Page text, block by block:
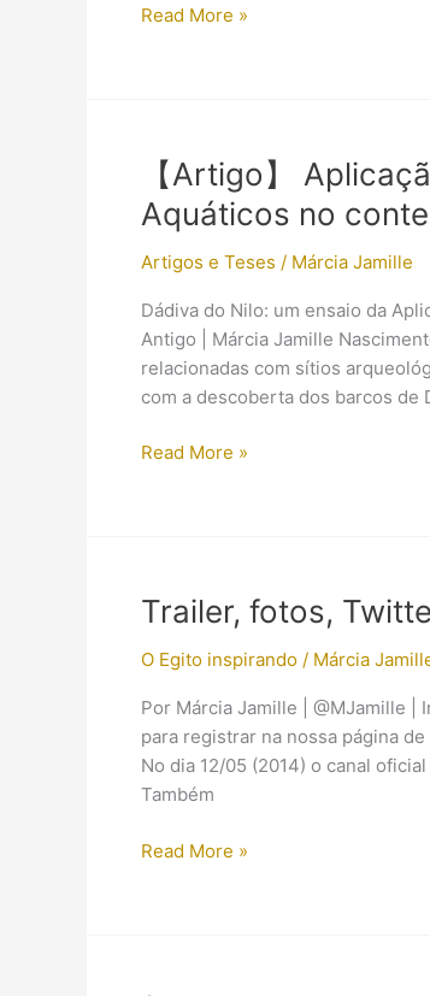
V
(Inscrições
modo
pagamento)
Read More »
【Artigo】
Aquáticos no
Artigos e Teses / Márcia Jamille
Dádiva do Nilo: um ensaio da
Antigo | Márcia Jamille
relacionadas com sítios
com a descoberta dos barcos de
【Artigo】
Ambientes
Aquáticos
no
do
Egito
Antigo
Read More »
Trailer, fotos,
O Egito inspirando / Márcia
Por Márcia Jamille | @MJamille |
para registrar na nossa página
No dia 12/05 (2014) o canal
Também
Trailer,
Read More »